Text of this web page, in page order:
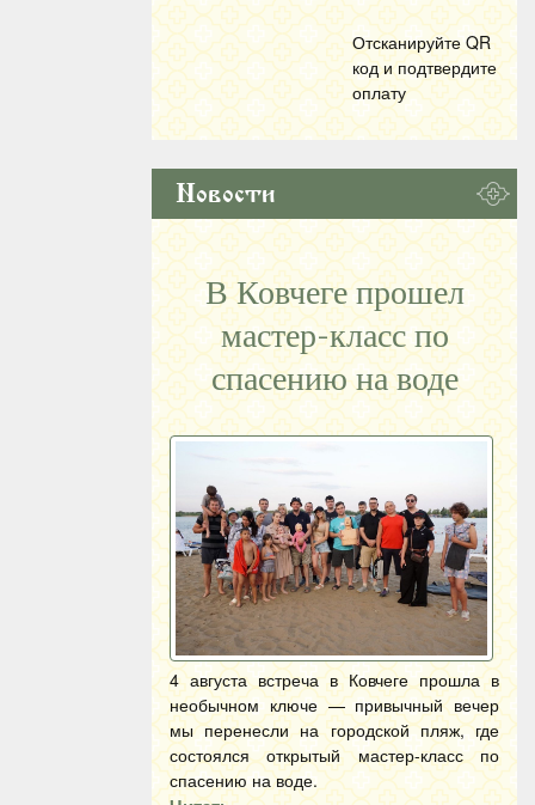
Отсканируйте QR
код и подтвердите
оплату
Новости
В Ковчеге прошел
мастер-класс по
спасению на воде
4 августа встреча в Ковчеге прошла в
необычном ключе — привычный вечер
мы перенесли на городской пляж, где
состоялся открытый мастер-класс по
спасению на воде.